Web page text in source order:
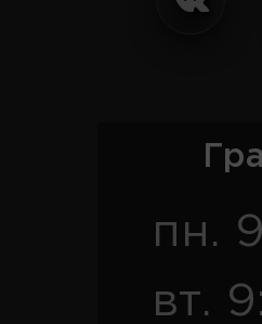
пн.
вт.